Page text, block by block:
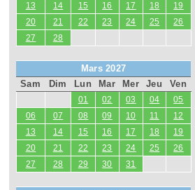
13
14 15 16 17 18
19
20
21 22 23 24 25
26
27
28
Mars 2027
Sam
Dim Lun Mar Mer Jeu Ven
01 02 03 04
05
06
07 08 09 10 11
12
13
14 15 16 17 18
19
20
21 22 23 24 25
26
27
28 29 30 31